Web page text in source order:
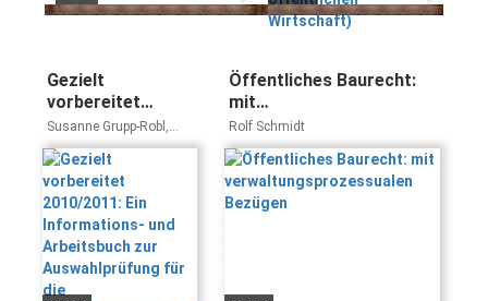
Gezielt
vorbereitet
2010/2011: Ein
Informations- und
Arbeitsbuch zur
Auswahlprüfung
für die
Ausbildungsplätze
in der öffentlichen
Verwaltung, der ...
Susanne Grupp-Robl,
Wolfgang Jirschik, Rosa
M Luible-Ernst, Johann W
Robl
Öffentliches Baurecht:
mit
verwaltungsprozessualen
Bezügen
Rolf Schmidt